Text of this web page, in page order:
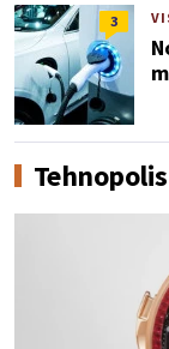
3
Tehnopolis